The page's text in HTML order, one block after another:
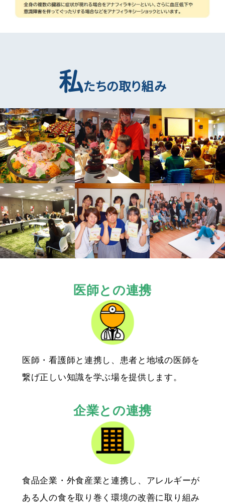
私たちの取り組み
医師との連携
医師・看護師と連携し、患者と地域の医師を
繋げ正しい知識を学ぶ場を提供します。
企業との連携
食品企業・外食産業と連携し、アレルギーが
ある人の食を取り巻く環境の改善に取り組み